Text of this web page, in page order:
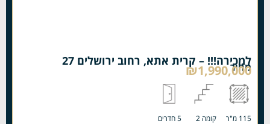
למכירה!!! – קרית אתא, רחוב ירושלים 27
מחיר
₪1,990,000
115 מ"ר קומה 2 5 חדרים